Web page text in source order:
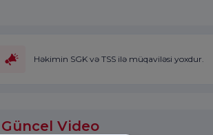
Həkimin SGK və TSS ilə müqaviləsi yoxdur.
Güncel Video